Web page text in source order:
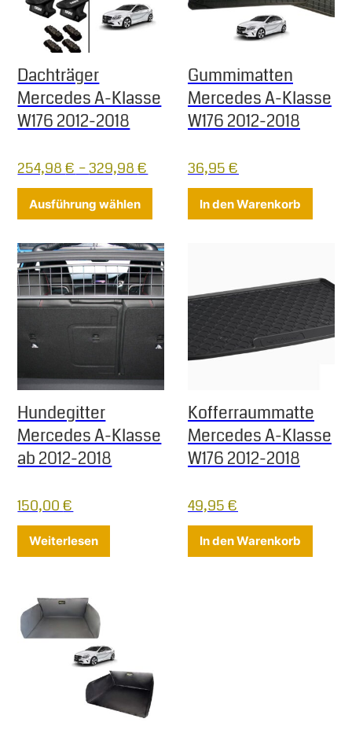
Dachträger
Mercedes A-Klasse
W176 2012-2018
254,98€ –329,98€
Ausführung wählen Dieses Produkt weist mehrere
Gummimatten
Mercedes A-Klasse
W176 2012-2018
36,95€
In den Warenkorb
Hundegitter
Mercedes A-Klasse
ab 2012-2018
150,00€
Weiterlesen
Kofferraummatte
Mercedes A-Klasse
W176 2012-2018
49,95€
In den Warenkorb